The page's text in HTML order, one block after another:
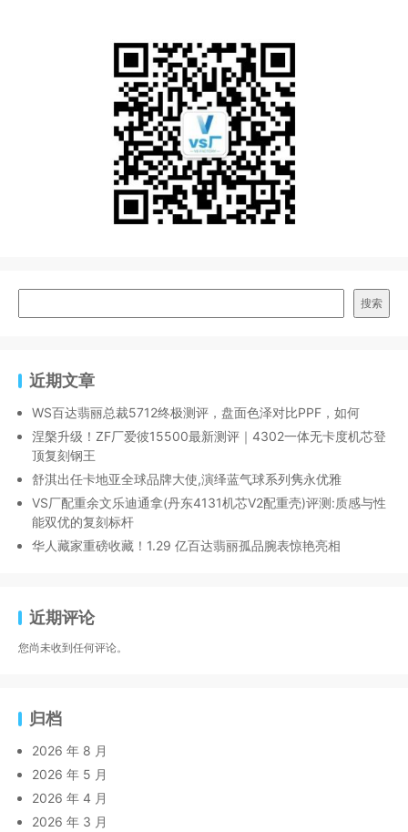
搜索
近期文章
WS百达翡丽总裁5712终极测评，盘面色泽对比PPF，如何
涅槃升级！ZF厂爱彼15500最新测评｜4302一体无卡度机芯登
顶复刻钢王
舒淇出任卡地亚全球品牌大使,演绎蓝气球系列隽永优雅
VS厂配重余文乐迪通拿(丹东4131机芯V2配重壳)评测:质感与性
能双优的复刻标杆
华人藏家重磅收藏！1.29 亿百达翡丽孤品腕表惊艳亮相
近期评论
您尚未收到任何评论。
归档
2026 年 8 月
2026 年 5 月
2026 年 4 月
2026 年 3 月